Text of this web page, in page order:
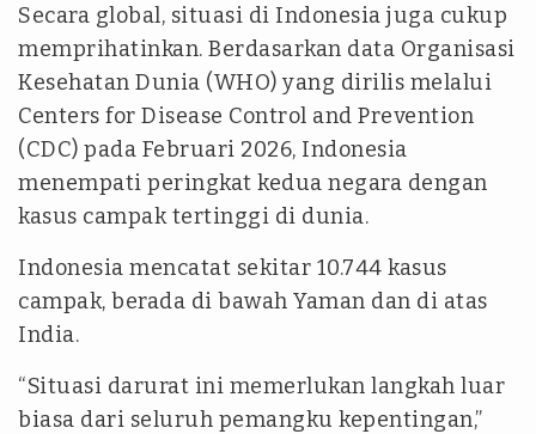
Secara global, situasi di Indonesia juga cukup
memprihatinkan. Berdasarkan data Organisasi
Kesehatan Dunia (WHO) yang dirilis melalui
Centers for Disease Control and Prevention
(CDC) pada Februari 2026, Indonesia
menempati peringkat kedua negara dengan
kasus campak tertinggi di dunia.
Indonesia mencatat sekitar 10.744 kasus
campak, berada di bawah Yaman dan di atas
India.
“Situasi darurat ini memerlukan langkah luar
biasa dari seluruh pemangku kepentingan,”